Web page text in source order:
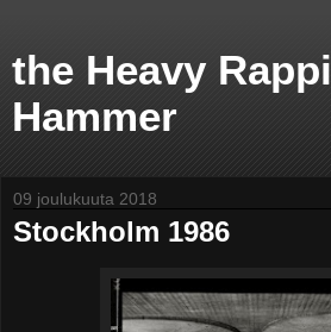
the Heavy
Hammer
09 joulukuuta 2018
Stockholm 1986